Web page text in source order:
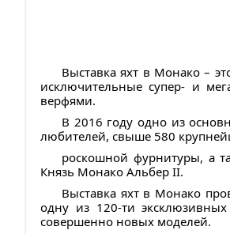
Выставка яхт в Монако –
исключительные супер- и
верфями.
В 2016 году одно из
любителей, свыше 580
роскошной фурнитуры, а
Князь Монако Альбер II.
Выставка яхт в Монако
одну из 120-ти
совершенно новых моделей.